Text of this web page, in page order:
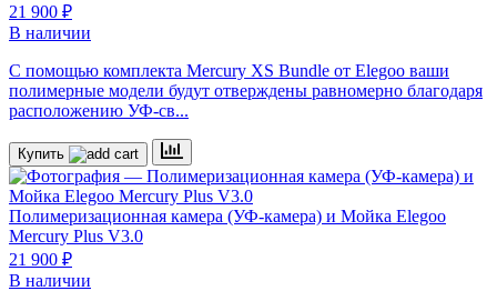
21 900 ₽
В наличии
С помощью комплекта Mercury XS Bundle от Elegoo ваши
полимерные модели будут отверждены равномерно благодаря
расположению УФ-св...
Купить
Полимеризационная камера (УФ-камера) и Мойка Elegoo
Mercury Plus V3.0
21 900 ₽
В наличии